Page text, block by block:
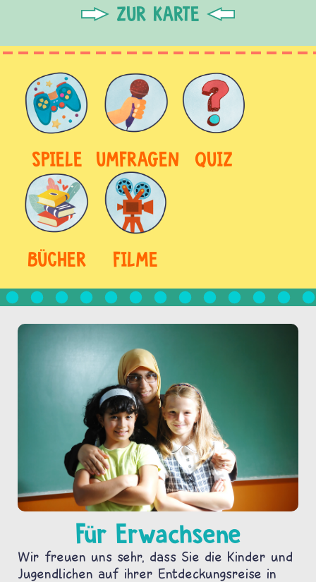
ZUR KARTE
SPIELE UMFRAGEN QUIZ
BÜCHER FILME
Für Erwachsene
Wir freuen uns sehr, dass Sie die Kinder und
Jugendlichen auf ihrer Entdeckungsreise in